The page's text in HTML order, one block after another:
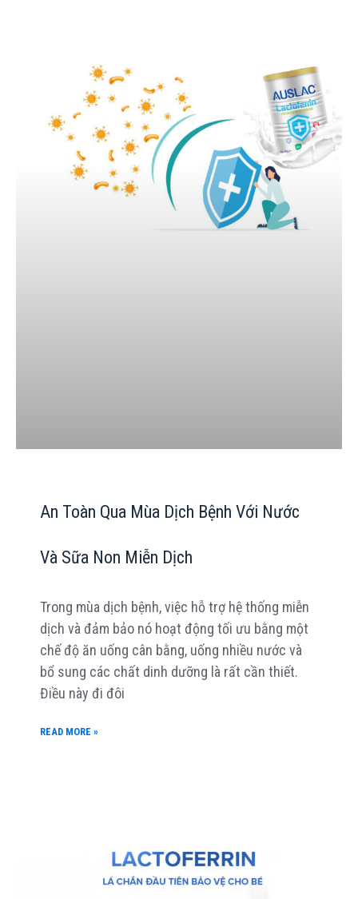
An Toàn Qua Mùa Dịch Bệnh Với Nước
Và Sữa Non Miễn Dịch
Trong mùa dịch bệnh, việc hỗ trợ hệ thống miễn
dịch và đảm bảo nó hoạt động tối ưu bằng một
chế độ ăn uống cân bằng, uống nhiều nước và
bổ sung các chất dinh dưỡng là rất cần thiết.
Điều này đi đôi
READ MORE »